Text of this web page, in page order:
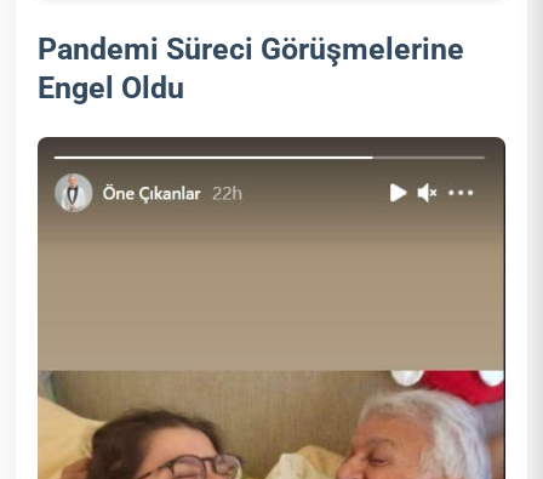
Pandemi Süreci Görüşmelerine
Engel Oldu